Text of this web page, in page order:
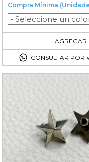
Compra Mínima
AGREGAR
50en el
CONSULTAR POR